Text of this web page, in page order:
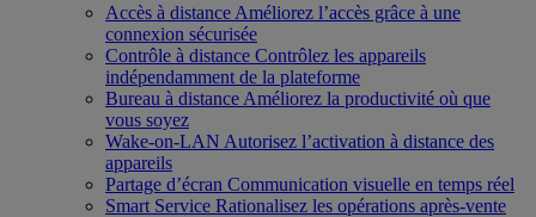
Accès à distance Améliorez l’accès grâce à une
connexion sécurisée
Contrôle à distance Contrôlez les appareils
indépendamment de la plateforme
Bureau à distance Améliorez la productivité où que
vous soyez
Wake-on-LAN Autorisez l’activation à distance des
appareils
Partage d’écran Communication visuelle en temps réel
Smart Service Rationalisez les opérations après-vente